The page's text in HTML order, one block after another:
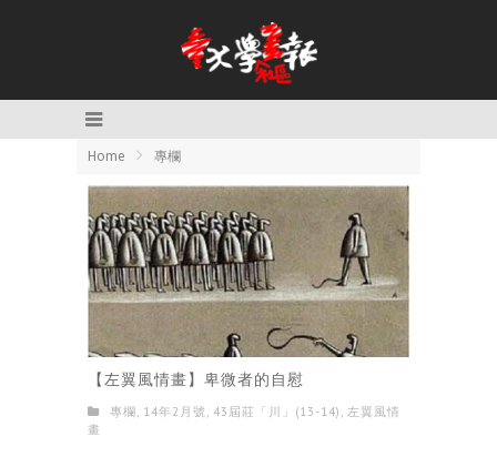
Home 專欄
【左翼風情畫】卑微者的自慰
專欄 , 14年2月號 , 43屆莊「川」(13-14) , 左翼風情
畫